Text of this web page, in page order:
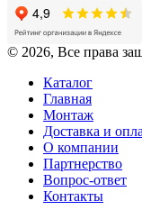
© 2026, Все права
Каталог
Главная
Монтаж
Доставка и
О компании
Партнерство
Вопрос-ответ
Контакты